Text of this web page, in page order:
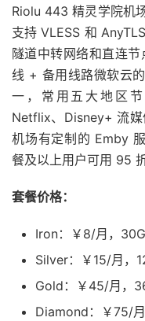
Riolu 443 精灵学院机
支持 VLESS 和
隧道中转网络和直连
线 + 备用线路微软云
一，常用五大地区
Netflix、Disney+ 流媒
机场有定制的 Emby
餐及以上用户可用 95
套餐价格：
Iron：￥8/月，30G
Silver：￥15/月，
Gold：￥45/月，
Diamond：￥75/